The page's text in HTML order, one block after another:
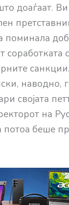
доаѓаат.
поминала
наводно,
својата
на
потоа беше